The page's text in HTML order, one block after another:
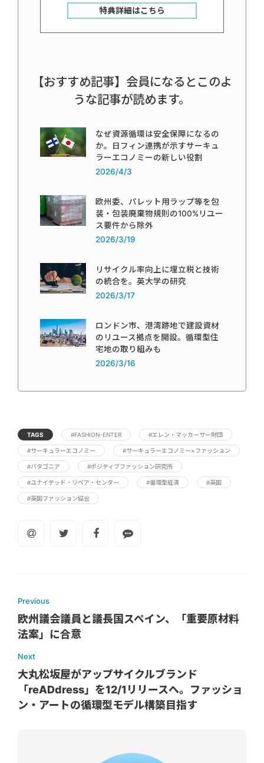
特典詳細はこちら
【おすすめ記事】会員になるとこのよ
うな記事が読めます。
なぜ資源循環は安全保障になるの
か。日フィン連携が示すサーキュ
ラーエコノミーの新しい役割
2026/4/3
欧州委、パレット用ラップ等を包
装・包装廃棄物規則の100%リユー
ス要件から除外
2026/3/19
リサイクル率向上に埋立税と技術
の統合を。英大学の研究
2026/3/17
ロンドン市、港湾跡地で建設資材
のリユース拠点を開設。循環型住
宅地の取り組みも
2026/3/16
TAGS #FASHION-ENTER #エレン・マッカーサー財団
#サーキュラーエコノミー #サーキュラーエコノミー×ファッション
#パタゴニア #ポジティブファッション研究所
#ユナイテッド・リペア・センター #循環型経済 #英国
#英国ファッション協会
Previous
欧州議会議員と議長国スペイン、「重要原材料
法案」に合意
Next
大丸松坂屋がアップサイクルブランド
「reADdress」を12/1リリースへ。ファッショ
ン・アートの循環型モデル構築目指す